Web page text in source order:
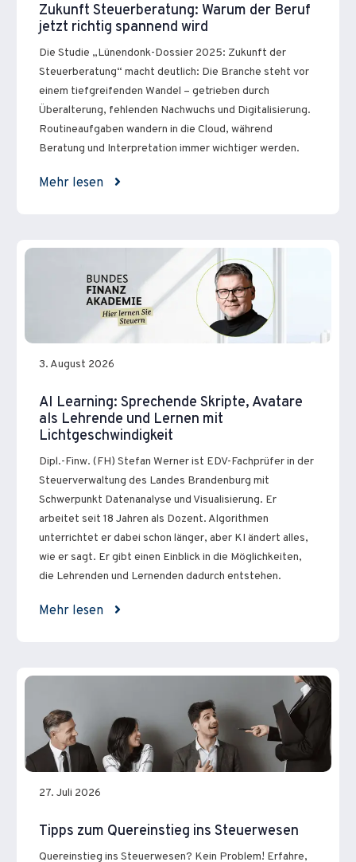
Zukunft Steuerberatung: Warum der Beruf
jetzt richtig spannend wird
Die Studie „Lünendonk-Dossier 2025: Zukunft der
Steuerberatung“ macht deutlich: Die Branche steht vor
einem tiefgreifenden Wandel – getrieben durch
Überalterung, fehlenden Nachwuchs und Digitalisierung.
Routineaufgaben wandern in die Cloud, während
Beratung und Interpretation immer wichtiger werden.
Mehr lesen
3. August 2026
AI Learning: Sprechende Skripte, Avatare
als Lehrende und Lernen mit
Lichtgeschwindigkeit
Dipl.-Finw. (FH) Stefan Werner ist EDV-Fachprüfer in der
Steuerverwaltung des Landes Brandenburg mit
Schwerpunkt Datenanalyse und Visualisierung. Er
arbeitet seit 18 Jahren als Dozent. Algorithmen
unterrichtet er dabei schon länger, aber KI ändert alles,
wie er sagt. Er gibt einen Einblick in die Möglichkeiten,
die Lehrenden und Lernenden dadurch entstehen.
Mehr lesen
27. Juli 2026
Tipps zum Quereinstieg ins Steuerwesen
Quereinstieg ins Steuerwesen? Kein Problem! Erfahre,